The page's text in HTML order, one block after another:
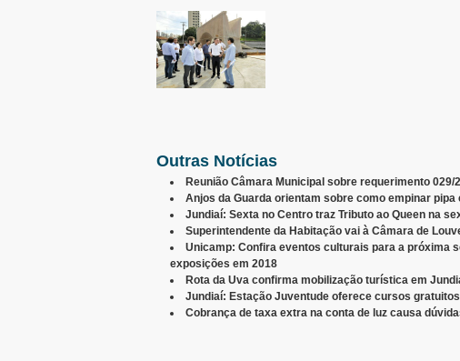
Outras Notícias
Reunião Câmara Municipal sobre requerimento 029/
Anjos da Guarda orientam sobre como empinar
Jundiaí: Sexta no Centro traz Tributo ao Queen na
Superintendente da Habitação vai à Câmara de
Unicamp: Confira eventos culturais para a próxima
exposições em 2018
Rota da Uva confirma mobilização turística em
Jundiaí: Estação Juventude oferece cursos
Cobrança de taxa extra na conta de luz causa